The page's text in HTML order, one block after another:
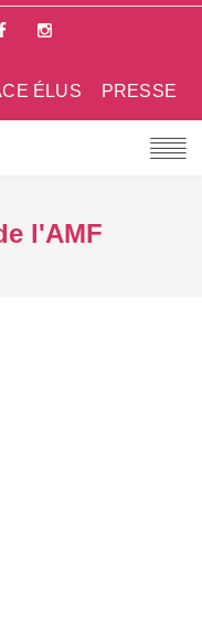
PRESSE
ÉLUS
l'AMF